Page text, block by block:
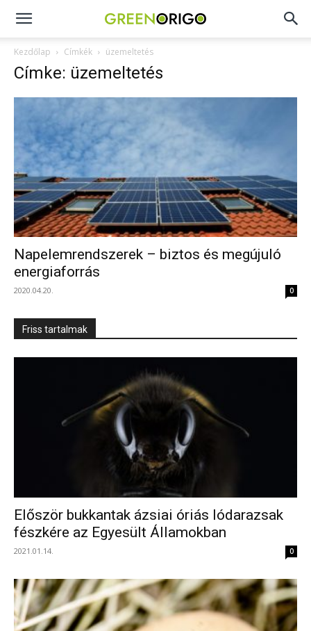
Green
Origo
Kezdőlap Címkék üzemeltetés
Címke: üzemeltetés
Napelemrendszerek – biztos és megújuló
energiaforrás
2020.04.20. 0
Friss tartalmak
Először bukkantak ázsiai óriás lódarazsak
fészkére az Egyesült Államokban
2021.01.14. 0